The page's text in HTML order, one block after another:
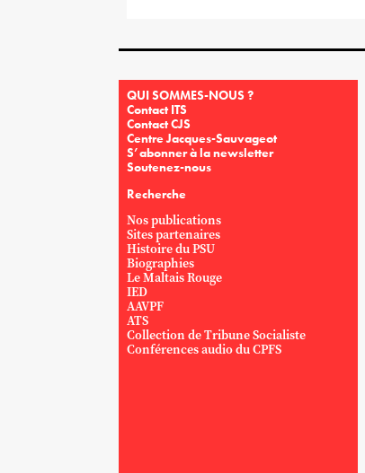
QUI SOMMES-NOUS ?
Contact ITS
Contact CJS
Centre Jacques-Sauvageot
S’abonner à la newsletter
Soutenez-nous
Recherche
Nos publications
Sites partenaires
Histoire du PSU
Biographies
Le Maltais Rouge
IED
AAVPF
ATS
Collection de Tribune Socialiste
Conférences audio du CPFS